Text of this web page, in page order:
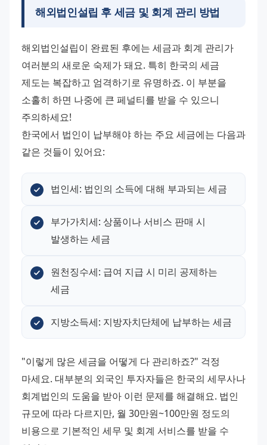
해외법인설립 후 세금 및 회계 관리 방법
해외법인설립이 완료된 후에는 세금과 회계 관리가
여러분의 새로운 숙제가 돼요. 특히 한국의 세금
제도는 복잡하고 엄격하기로 유명하죠. 이 부분을
소홀히 하면 나중에 큰 페널티를 받을 수 있으니
주의하세요!
한국에서 법인이 납부해야 하는 주요 세금에는 다음과
같은 것들이 있어요:
법인세: 법인의 소득에 대해 부과되는 세금
부가가치세: 상품이나 서비스 판매 시
발생하는 세금
원천징수세: 급여 지급 시 미리 공제하는
세금
지방소득세: 지방자치단체에 납부하는 세금
"이렇게 많은 세금을 어떻게 다 관리하죠?" 걱정
마세요. 대부분의 외국인 투자자들은 한국의 세무사나
회계법인의 도움을 받아 이런 문제를 해결해요. 법인
규모에 따라 다르지만, 월 30만원~100만원 정도의
비용으로 기본적인 세무 및 회계 서비스를 받을 수